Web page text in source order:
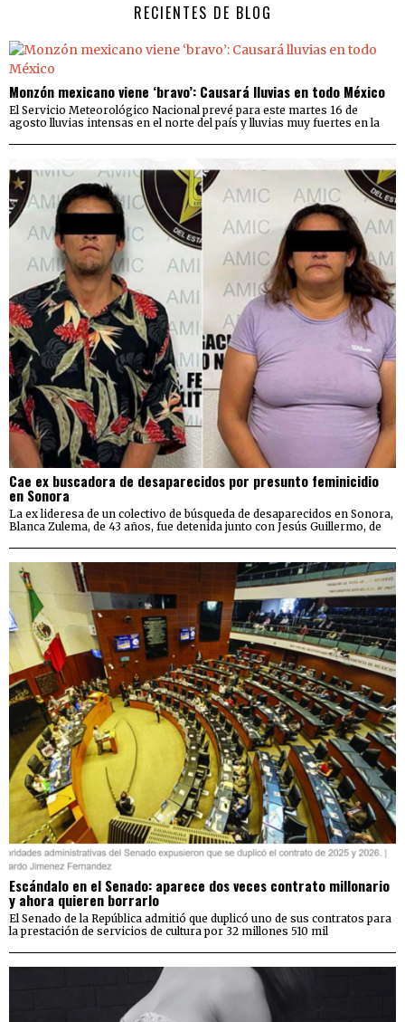
RECIENTES DE BLOG
Monzón mexicano viene ‘bravo’: Causará lluvias en todo México
El Servicio Meteorológico Nacional prevé para este martes 16 de
agosto lluvias intensas en el norte del país y lluvias muy fuertes en la
Cae ex buscadora de desaparecidos por presunto feminicidio
en Sonora
La ex lideresa de un colectivo de búsqueda de desaparecidos en Sonora,
Blanca Zulema, de 43 años, fue detenida junto con Jesús Guillermo, de
Escándalo en el Senado: aparece dos veces contrato millonario
y ahora quieren borrarlo
El Senado de la República admitió que duplicó uno de sus contratos para
la prestación de servicios de cultura por 32 millones 510 mil